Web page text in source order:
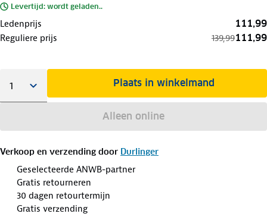
Levertijd: wordt geladen..
Ledenprijs 111,99
Reguliere prijs 139,99111,99
Plaats in winkelmand
Alleen online
Verkoop en verzending door Durlinger
Geselecteerde ANWB-partner
Gratis retourneren
30 dagen retourtermijn
Gratis verzending